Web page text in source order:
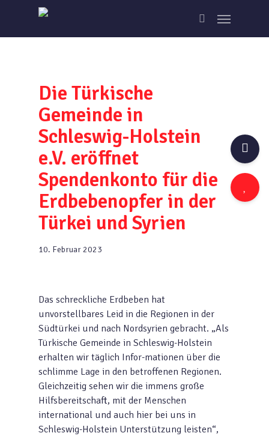
main
search
Menu
Die Türkische
Gemeinde in
Schleswig-Holstein
e.V. eröffnet
Spendenkonto für die
Erdbebenopfer in der
Türkei und Syrien
10. Februar 2023
Das schreckliche Erdbeben hat
unvorstellbares Leid in die Regionen in der
Südtürkei und nach Nordsyrien gebracht. „Als
Türkische Gemeinde in Schleswig-Holstein
erhalten wir täglich Infor-mationen über die
schlimme Lage in den betroffenen Regionen.
Gleichzeitig sehen wir die immens große
Hilfsbereitschaft, mit der Menschen
international und auch hier bei uns in
Schleswig-Holstein Unterstützung leisten“,